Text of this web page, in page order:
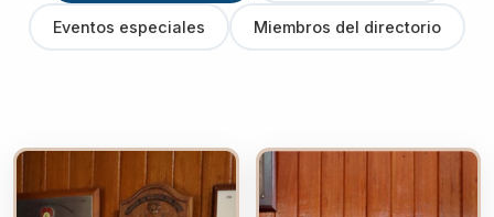
Eventos especiales Miembros del directorio